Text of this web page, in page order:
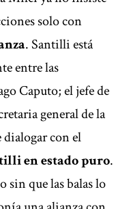
solo con
. Santilli está
entre las
Caputo; el jefe de
general de la
dialogar con el
en estado puro.
sin que las balas lo